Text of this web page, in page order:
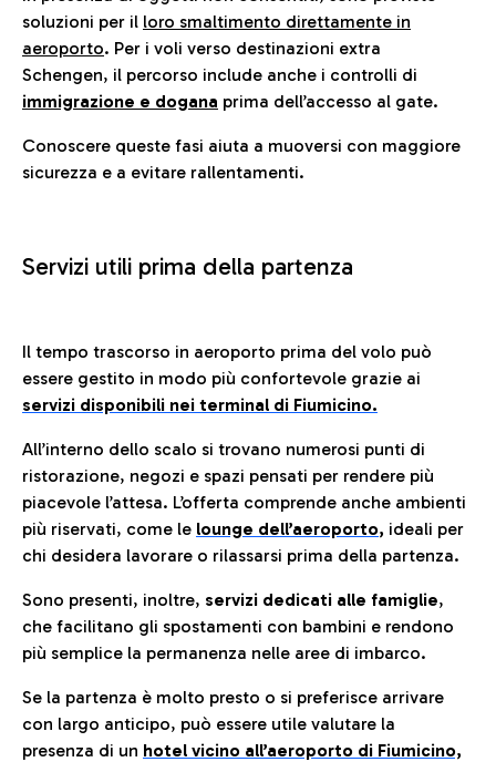
soluzioni per il loro smaltimento direttamente in
aeroporto. Per i voli verso destinazioni extra
Schengen, il percorso include anche i controlli di
immigrazione e dogana prima dell’accesso al gate.
Conoscere queste fasi aiuta a muoversi con maggiore
sicurezza e a evitare rallentamenti.
Servizi utili prima della partenza
Il tempo trascorso in aeroporto prima del volo può
essere gestito in modo più confortevole grazie ai
servizi disponibili nei terminal di Fiumicino.
All’interno dello scalo si trovano numerosi punti di
ristorazione, negozi e spazi pensati per rendere più
piacevole l’attesa. L’offerta comprende anche ambienti
più riservati, come le lounge dell’aeroporto, ideali per
chi desidera lavorare o rilassarsi prima della partenza.
Sono presenti, inoltre, servizi dedicati alle famiglie,
che facilitano gli spostamenti con bambini e rendono
più semplice la permanenza nelle aree di imbarco.
Se la partenza è molto presto o si preferisce arrivare
con largo anticipo, può essere utile valutare la
presenza di un hotel vicino all’aeroporto di Fiumicino,